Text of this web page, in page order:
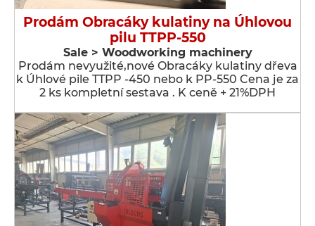
Prodám Obracáky kulatiny na Úhlovou
pilu TTPP-550
Sale > Woodworking machinery
Prodám nevyužité,nové Obracáky kulatiny dřeva
k Úhlové pile TTPP -450 nebo k PP-550 Cena je za
2 ks kompletní sestava . K ceně + 21%DPH